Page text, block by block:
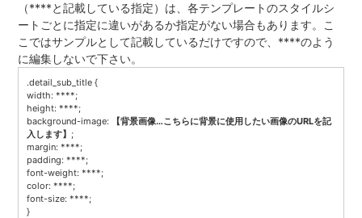
（****と記載している指定）は、各テンプレートのスタイルシ
ートごとに指定に違いがあるか指定がない場合もあります。こ
こではサンプルとして記載しているだけですので、****のよう
に編集しないで下さい。
.detail_sub_title {
width: ****;
height: ****;
background-image:
【背景画像…こちらに背景に使用したい画像のURLを記
入します】 ;
margin: ****;
padding: ****;
font-weight: ****;
color: ****;
font-size: ****;
}